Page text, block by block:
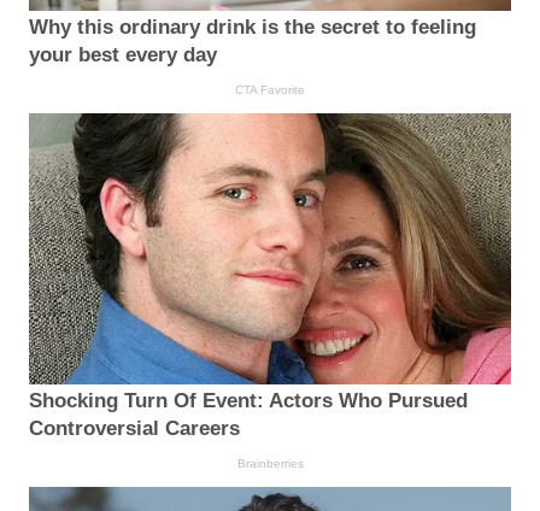
Why this ordinary drink is the secret to feeling
your best every day
CTA Favorite
Shocking Turn Of Event: Actors Who Pursued
Controversial Careers
Brainberries